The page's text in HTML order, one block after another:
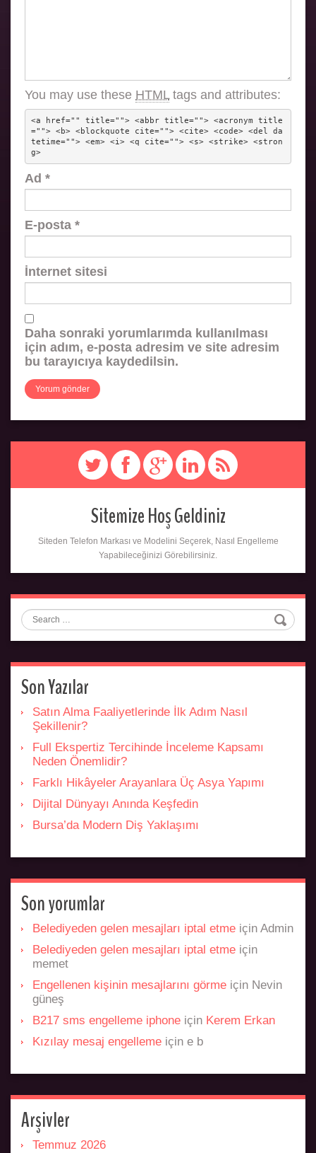
You may use these HTMLtags and attributes:
<a href="" title=""> <abbr title=""> <acronym title
=""> <b> <blockquote cite=""> <cite> <code> <del da
tetime=""> <em> <i> <q cite=""> <s> <strike> <stron
g>
Ad *
E-posta *
İnternet sitesi
Daha sonraki yorumlarımda kullanılması
için adım, e-posta adresim ve site adresim
bu tarayıcıya kaydedilsin.
Sitemize Hoş Geldiniz
Siteden Telefon Markası ve Modelini Seçerek, Nasıl Engelleme
Yapabileceğinizi Görebilirsiniz.
Search
Son Yazılar
Satın Alma Faaliyetlerinde İlk Adım Nasıl
Şekillenir?
Full Ekspertiz Tercihinde İnceleme Kapsamı
Neden Önemlidir?
Farklı Hikâyeler Arayanlara Üç Asya Yapımı
Dijital Dünyayı Anında Keşfedin
Bursa’da Modern Diş Yaklaşımı
Son yorumlar
Belediyeden gelen mesajları iptal etme için Admin
Belediyeden gelen mesajları iptal etme için
memet
Engellenen kişinin mesajlarını görme için Nevin
güneş
B217 sms engelleme iphone için Kerem Erkan
Kızılay mesaj engelleme için e b
Arşivler
Temmuz 2026